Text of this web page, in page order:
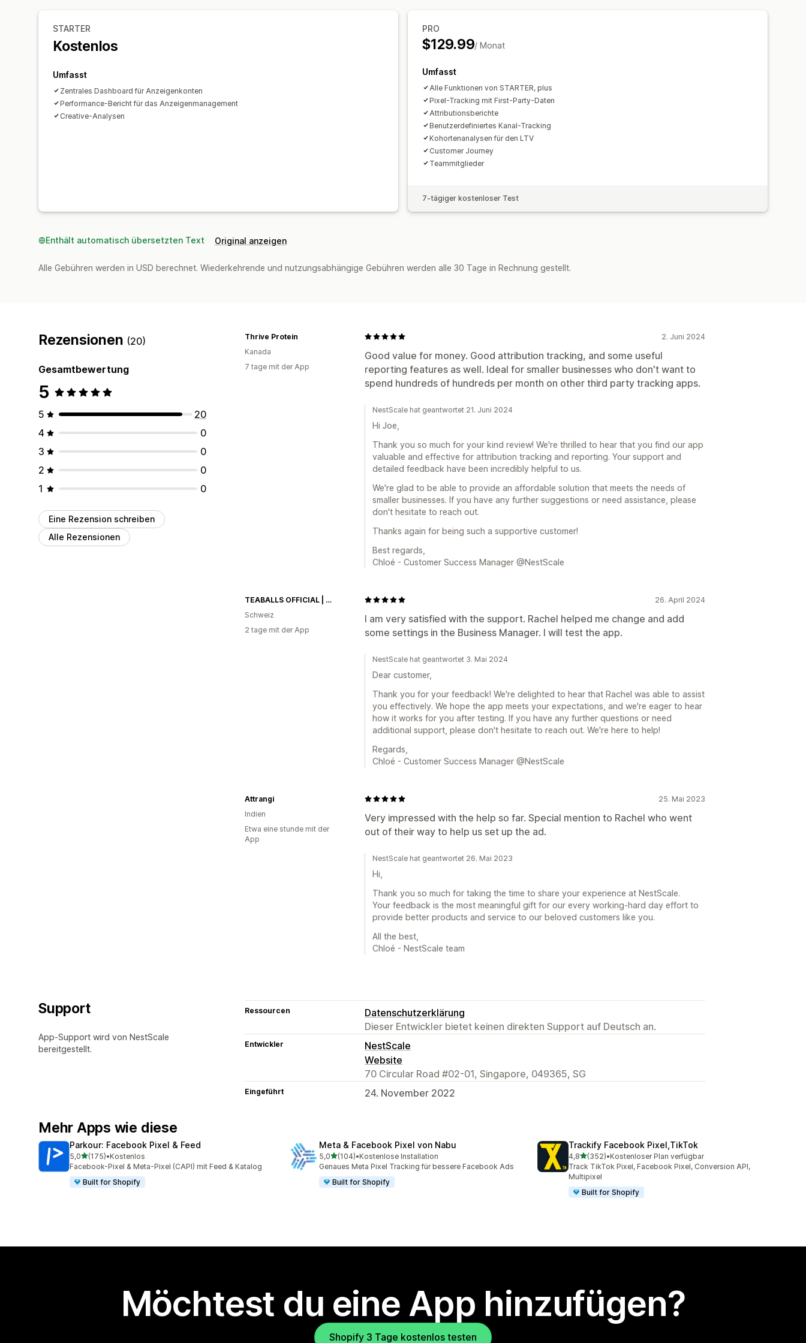
Klickraten
Impressionszahlen
Analyse-Dashboard Benutzerdefinierte Dashboards
Berichte für mehrere Shops
Historische Analyse
STARTER
Kostenlos
Umfasst
Zentrales Dashboard für Anzeigenkonten
Performance-Bericht für das Anzeigenmanagement
Creative-Analysen
PRO
$129.99/ Monat
Umfasst
Alle Funktionen von STARTER, plus
Pixel-Tracking mit First-Party-Daten
Attributionsberichte
Benutzerdefiniertes Kanal-Tracking
Kohortenanalysen für den LTV
Customer Journey
Teammitglieder
7-tägiger kostenloser Test
Enthält automatisch übersetzten Text Original anzeigen
Alle Gebühren werden in USD berechnet. Wiederkehrende und nutzungsabhängige Gebühren werden alle 30 Tage in Rechnung gestellt.
Rezensionen (20)
Gesamtbewertung
5
5
20
4
0
3
0
2
0
1
0
Eine Rezension schreiben
Alle Rezensionen
2. Juni 2024
Good value for money. Good attribution tracking, and some useful
reporting features as well. Ideal for smaller businesses who don't want to
spend hundreds of hundreds per month on other third party tracking apps.
Thrive Protein
Kanada
7 tage mit der App
NestScale hat geantwortet 21. Juni 2024
Hi Joe,
Thank you so much for your kind review! We're thrilled to hear that you find our app
valuable and effective for attribution tracking and reporting. Your support and
detailed feedback have been incredibly helpful to us.
We're glad to be able to provide an affordable solution that meets the needs of
smaller businesses. If you have any further suggestions or need assistance, please
don't hesitate to reach out.
Thanks again for being such a supportive customer!
Best regards,
Chloé - Customer Success Manager @NestScale
26. April 2024
I am very satisfied with the support. Rachel helped me change and add
some settings in the Business Manager. I will test the app.
TEABALLS OFFICIAL | TEABALLS Schweiz | Tee ohne Beutel
Schweiz
2 tage mit der App
NestScale hat geantwortet 3. Mai 2024
Dear customer,
Thank you for your feedback! We're delighted to hear that Rachel was able to assist
you effectively. We hope the app meets your expectations, and we're eager to hear
how it works for you after testing. If you have any further questions or need
additional support, please don't hesitate to reach out. We're here to help!
Regards,
Chloé - Customer Success Manager @NestScale
25. Mai 2023
Very impressed with the help so far. Special mention to Rachel who went
out of their way to help us set up the ad.
Attrangi
Indien
Etwa eine stunde mit der
App
NestScale hat geantwortet 26. Mai 2023
Hi,
Thank you so much for taking the time to share your experience at NestScale.
Your feedback is the most meaningful gift for our every working-hard day effort to
provide better products and service to our beloved customers like you.
All the best,
Chloé - NestScale team
Support
App-Support wird von NestScale
bereitgestellt.
Ressourcen
Datenschutzerklärung
Dieser Entwickler bietet keinen direkten Support auf Deutsch an.
Entwickler
NestScale
Website
70 Circular Road #02-01, Singapore, 049365, SG
Eingeführt 24. November 2022
Mehr Apps wie diese
Parkour: Facebook Pixel & Feed
5,0von 5 Sternen
(175)
175 Rezensionen insgesamt
•Kostenlos
Facebook-Pixel & Meta-Pixel (CAPI) mit Feed & Katalog
Built for Shopify
Meta & Facebook Pixel von Nabu
5,0von 5 Sternen
(104)
104 Rezensionen insgesamt
•Kostenlose Installation
Genaues Meta Pixel Tracking für bessere Facebook Ads
Built for Shopify
Trackify Facebook Pixel,TikTok
4,8von 5 Sternen
(352)
352 Rezensionen insgesamt
•Kostenloser Plan verfügbar
Track TikTok Pixel, Facebook Pixel, Conversion API,
Multipixel
Built for Shopify
Möchtest du eine App hinzufügen?
Shopify 3 Tage kostenlos testen